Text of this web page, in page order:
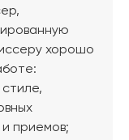
хорошо
и приемов;